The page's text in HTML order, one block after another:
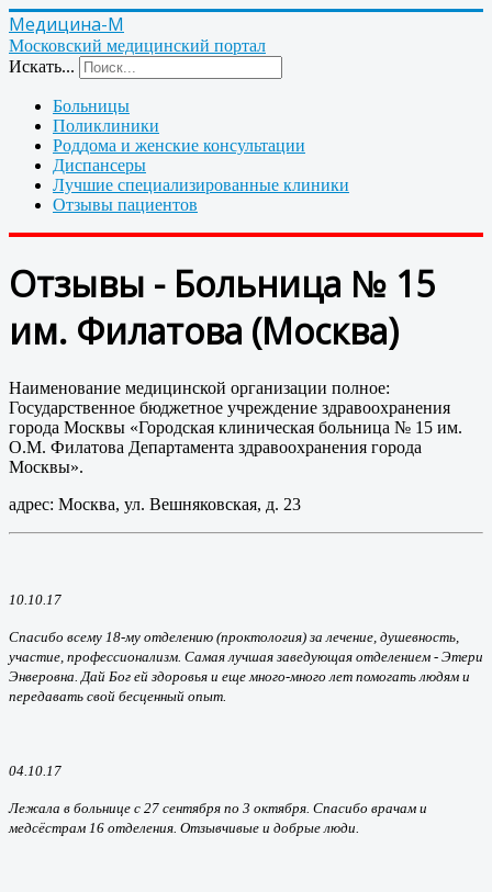
Медицина-М
Московский медицинский портал
Искать...
Больницы
Поликлиники
Роддома и женские консультации
Диспансеры
Лучшие специализированные клиники
Отзывы пациентов
Отзывы - Больница № 15
им. Филатова (Москва)
Наименование медицинской организации полное:
Государственное бюджетное учреждение здравоохранения
города Москвы «Городская клиническая больница № 15 им.
О.М. Филатова Департамента здравоохранения города
Москвы».
адрес: Москва, ул. Вешняковская, д. 23
10.10.17
Спасибо всему 18-му отделению (проктология) за лечение, душевность,
участие, профессионализм. Самая лучшая заведующая отделением - Этери
Энверовна. Дай Бог ей здоровья и еще много-много лет помогать людям и
передавать свой бесценный опыт.
04.10.17
Лежала в больнице с 27 сентября по 3 октября. Спасибо врачам и
медсёстрам 16 отделения. Отзывчивые и добрые люди.